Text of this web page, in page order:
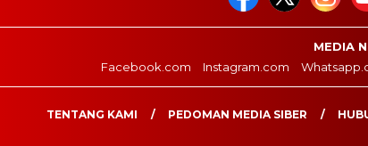
MEDIA
Facebook.com
Instagram.com
TENTANG KAMI PEDOMAN MEDIA SIBER